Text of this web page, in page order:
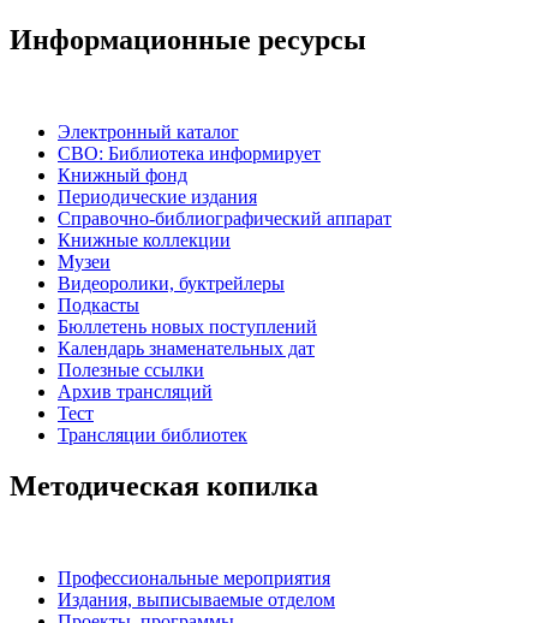
Информационные ресурсы
Электронный каталог
СВО: Библиотека информирует
Книжный фонд
Периодические издания
Справочно-библиографический аппарат
Книжные коллекции
Музеи
Видеоролики, буктрейлеры
Подкасты
Бюллетень новых поступлений
Календарь знаменательных дат
Полезные ссылки
Архив трансляций
Тест
Трансляции библиотек
Методическая копилка
Профессиональные мероприятия
Издания, выписываемые отделом